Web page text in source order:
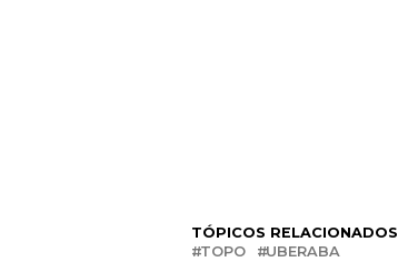
TÓPICOS RELACIONADOS
TOPO
UBERABA